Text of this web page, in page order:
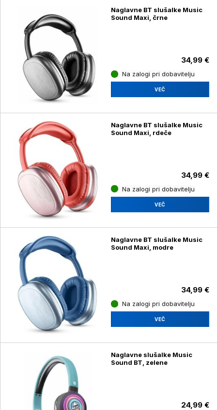
Naglavne BT slušalke Music
Sound Maxi, črne
34,99 €
Na zalogi pri dobavitelju
VEČ
Naglavne BT slušalke Music
Sound Maxi, rdeče
34,99 €
Na zalogi pri dobavitelju
VEČ
Naglavne BT slušalke Music
Sound Maxi, modre
34,99 €
Na zalogi pri dobavitelju
VEČ
Naglavne slušalke Music
Sound BT, zelene
24,99 €